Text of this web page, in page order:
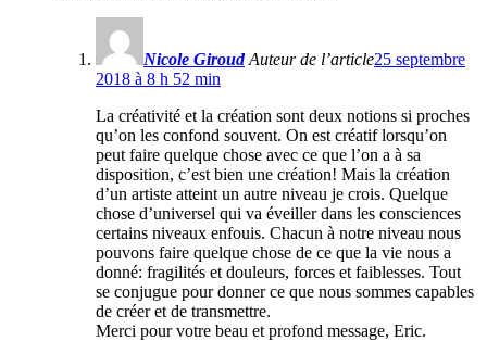
Nicole Giroud Auteur de l’article25 septembre
2018 à 8 h 52 min
La créativité et la création sont deux notions si proches
qu’on les confond souvent. On est créatif lorsqu’on
peut faire quelque chose avec ce que l’on a à sa
disposition, c’est bien une création! Mais la création
d’un artiste atteint un autre niveau je crois. Quelque
chose d’universel qui va éveiller dans les consciences
certains niveaux enfouis. Chacun à notre niveau nous
pouvons faire quelque chose de ce que la vie nous a
donné: fragilités et douleurs, forces et faiblesses. Tout
se conjugue pour donner ce que nous sommes capables
de créer et de transmettre.
Merci pour votre beau et profond message, Eric.